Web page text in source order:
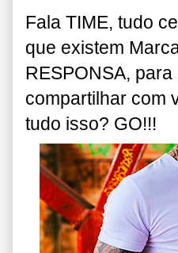
Fala TIME, tudo
que existem
RESPONSA,
compartilhar com
tudo isso? GO!!!